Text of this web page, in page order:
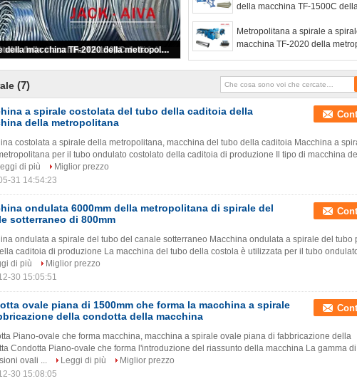
Macchina a spirale costolata del tubo della caditoia della macchina della metropolitana
macchina ondulata 6000mm della metropolitana di spirale del canale sotterraneo di 800mmcondotta ovale piana di 1500mm che forma la macchina a spirale di fabbricazione della condotta della macchina
Macchina a spirale a spirale del tubo della macchina TF-1500C della condotta
Metropolitana a spirale a spirale della macchina TF-2020 della metropolitana che forma macchina
della macchina TF-1500C
Metropolitana a spirale a
macchina TF-2020 della
(7)
a spirale costolata del tubo della caditoia della
della metropolitana
costolata a spirale della metropolitana, macchina del tubo della caditoia Macchina a
per il tubo ondulato costolato della caditoia di produzione Il tipo di macchina
di più
Miglior prezzo
31 14:54:23
ondulata 6000mm della metropolitana di spirale del
sotterraneo di 800mm
ondulata a spirale del tubo del canale sotterraneo Macchina ondulata a spirale del tubo
caditoia di produzione La macchina del tubo della costola è utilizzata per il tubo
di più
Miglior prezzo
30 15:05:51
ovale piana di 1500mm che forma la macchina a spirale
della condotta della macchina
Piano-ovale che forma macchina, macchina a spirale ovale piana di fabbricazione della
Condotta Piano-ovale che forma l'introduzione del riassunto della macchina La gamma di
ovali ...
Leggi di più
Miglior prezzo
30 15:08:05